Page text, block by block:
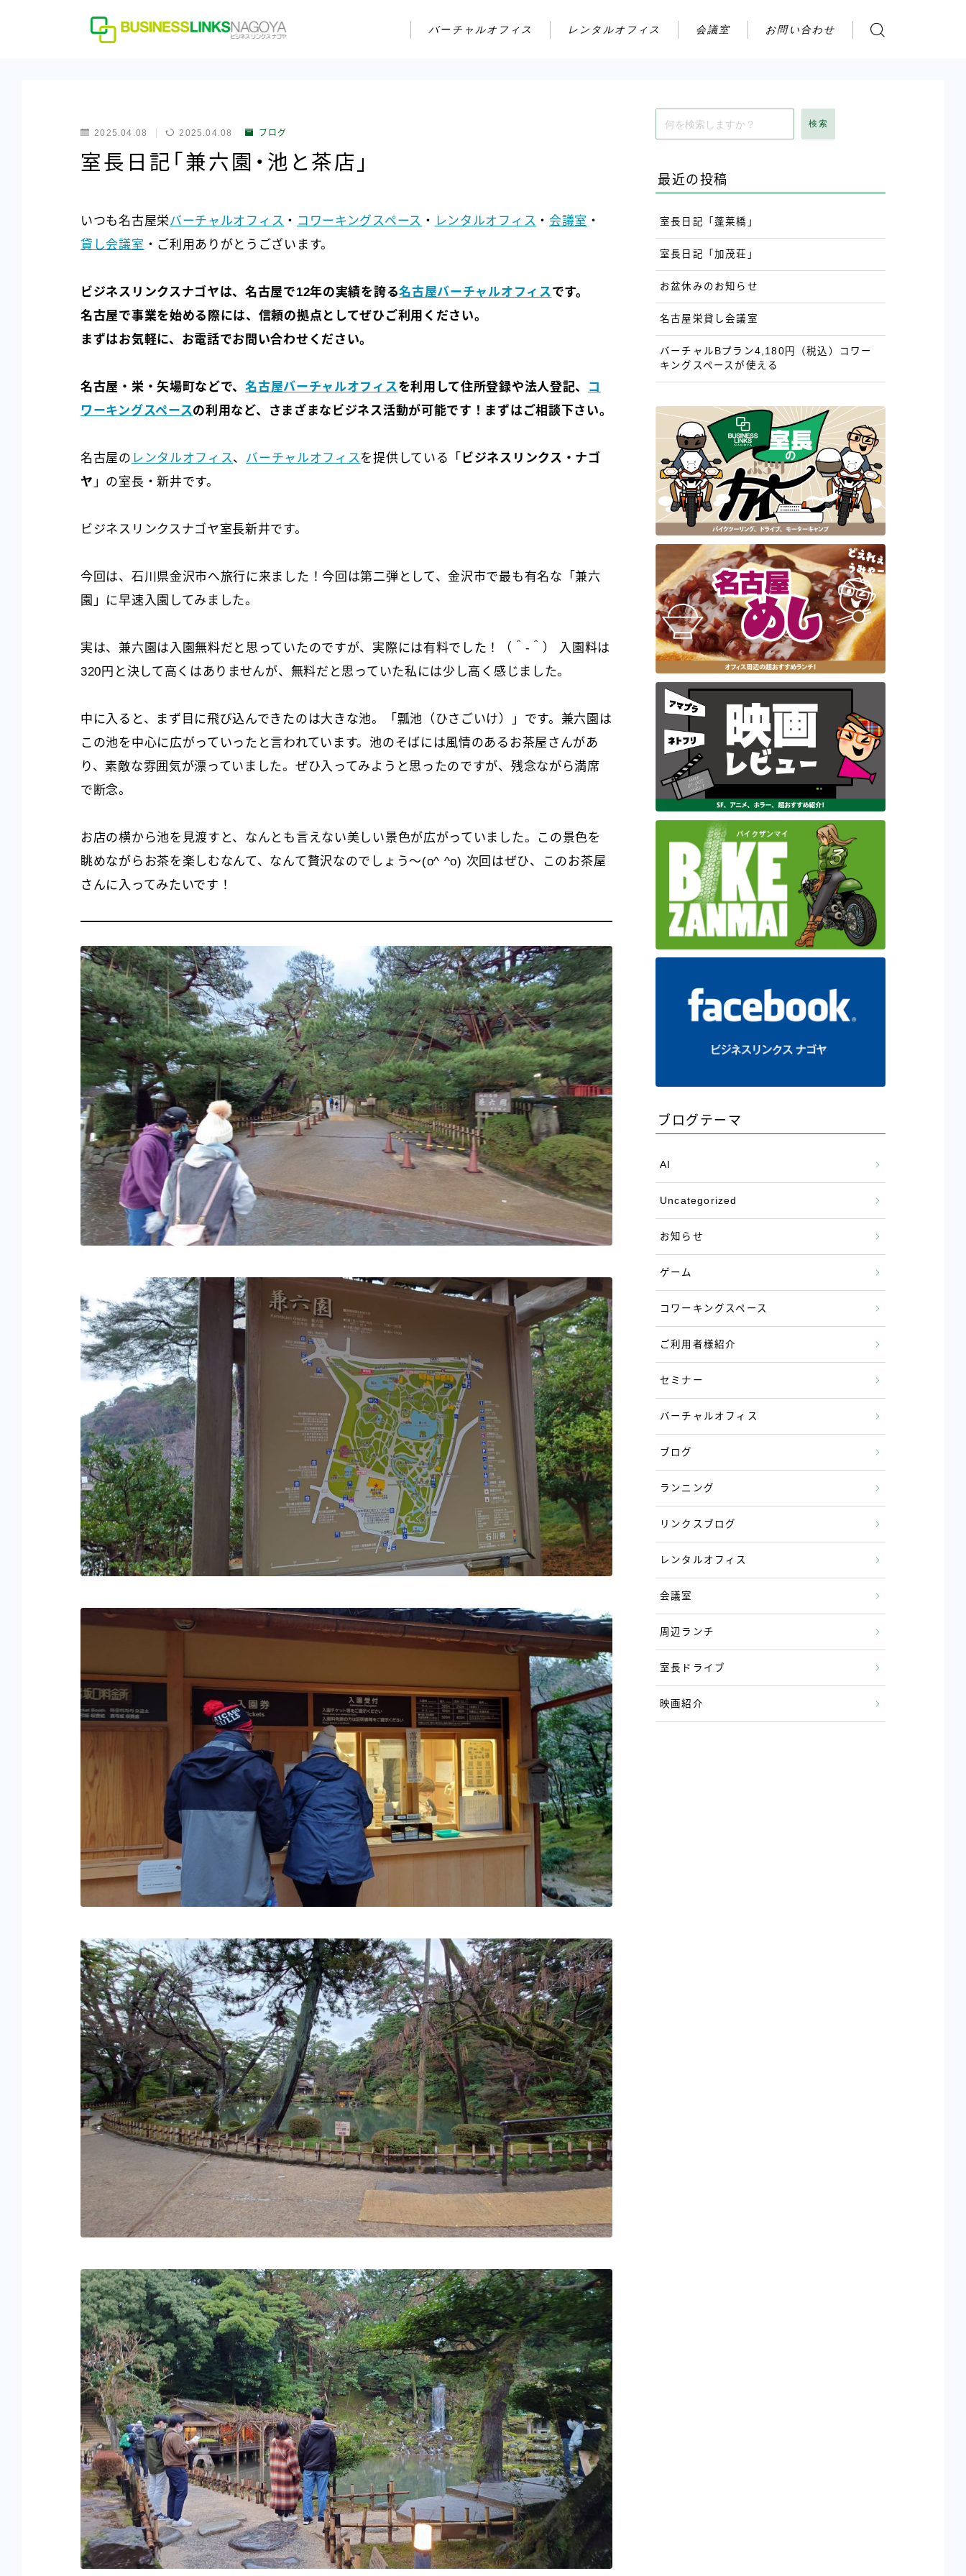
バーチャルオフィス レンタルオフィス 会議室 お問い合わせ
アクセス
2025.04.08 2025.04.08 ブログ
室長日記「兼六園・池と茶店」
いつも名古屋栄バーチャルオフィス ・ コワーキングスペース ・ レンタルオフィス ・ 会議室 ・
貸し会議室 ・ご利用ありがとうございます。
ビジネスリンクスナゴヤは、名古屋で12年の実績を誇る名古屋バーチャルオフィスです。
名古屋で事業を始める際には、信頼の拠点としてぜひご利用ください。
まずはお気軽に、お電話でお問い合わせください。
名古屋・栄・矢場町などで、名古屋バーチャルオフィスを利用して住所登録や法人登記、
コ
ワーキングスペースの利用など、さまざまなビジネス活動が可能です！まずはご相談下さい。
名古屋の レンタルオフィス、 バーチャルオフィスを提供している「 ビジネスリンクス・ナゴ
ヤ 」の室長・新井です。
ビジネスリンクスナゴヤ室長新井です。
今回は、石川県金沢市へ旅行に来ました！今回は第二弾として、金沢市で最も有名な「兼六
園」に早速入園してみました。
実は、兼六園は入園無料だと思っていたのですが、実際には有料でした！（＾-＾） 入園料は
320円と決して高くはありませんが、無料だと思っていた私には少し高く感じました。
中に入ると、まず目に飛び込んできたのは大きな池。「瓢池（ひさごいけ）」です。兼六園は
この池を中心に広がっていったと言われています。池のそばには風情のあるお茶屋さんがあ
り、素敵な雰囲気が漂っていました。ぜひ入ってみようと思ったのですが、残念ながら満席
で断念。
お店の横から池を見渡すと、なんとも言えない美しい景色が広がっていました。この景色を
眺めながらお茶を楽しむなんて、なんて贅沢なのでしょう～(o^ ^o) 次回はぜひ、このお茶屋
さんに入ってみたいです！
検索
最近の投稿
室長日記「蓬莱橋」
室長日記「加茂荘」
お盆休みのお知らせ
名古屋栄貸し会議室
バーチャルBプラン4,180円（税込）コワー
キングスペースが使える
ブログテーマ
AI
Uncategorized
お知らせ
ゲーム
コワーキングスペース
ご利用者様紹介
セミナー
バーチャルオフィス
ブログ
ランニング
リンクスブログ
レンタルオフィス
会議室
周辺ランチ
室長ドライブ
映画紹介